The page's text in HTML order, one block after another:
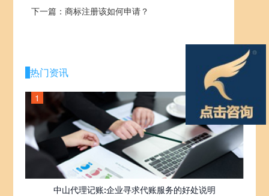
下一篇：商标注册该如何申请？
热门资讯
1
中山代理记账:企业寻求代账服务的好处说明